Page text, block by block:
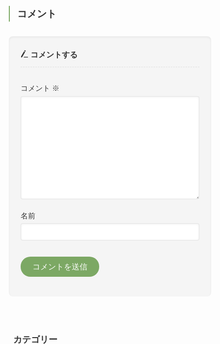
コメント
コメントする
コメント ※
名前
カテゴリー